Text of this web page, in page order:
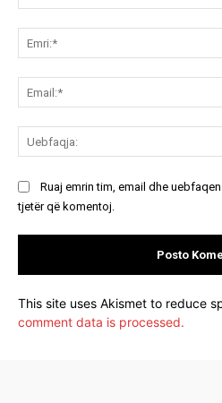
Ruaj emrin tim, email dhe
tjetër që komentoj.
This site uses Akismet to reduce
comment data is processed.